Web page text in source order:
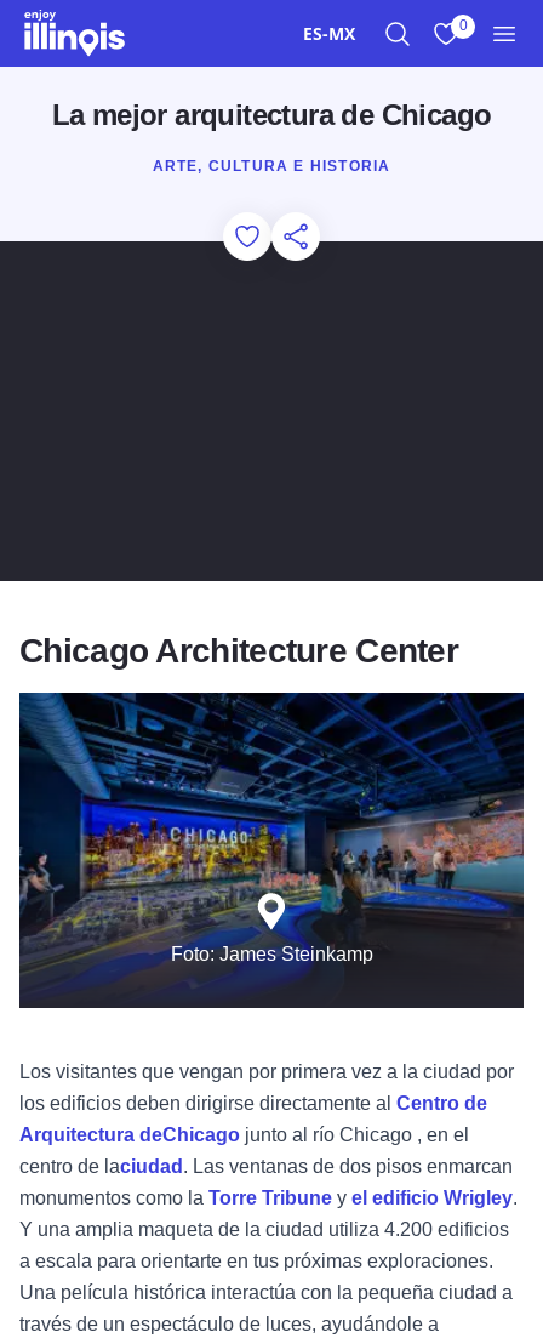
Ir al contenido principal
ES-MX 0
La mejor arquitectura de Chicago
ARTE, CULTURA E HISTORIA
Add to Favorites
Compartir esta página
Chicago Architecture Center
Foto: James Steinkamp
Los visitantes que vengan por primera vez a la ciudad por
los edificios deben dirigirse directamente al Centro de
Arquitectura deChicago junto al río Chicago , en el
centro de laciudad . Las ventanas de dos pisos enmarcan
monumentos como la Torre Tribune y el edificio Wrigley.
Y una amplia maqueta de la ciudad utiliza 4.200 edificios
a escala para orientarte en tus próximas exploraciones.
Una película histórica interactúa con la pequeña ciudad a
través de un espectáculo de luces, ayudándole a